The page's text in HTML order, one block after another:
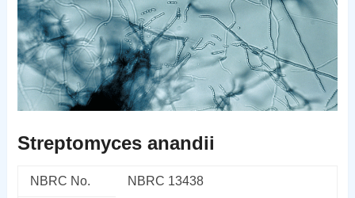
Streptomyces anandii
NBRC No. NBRC 13438